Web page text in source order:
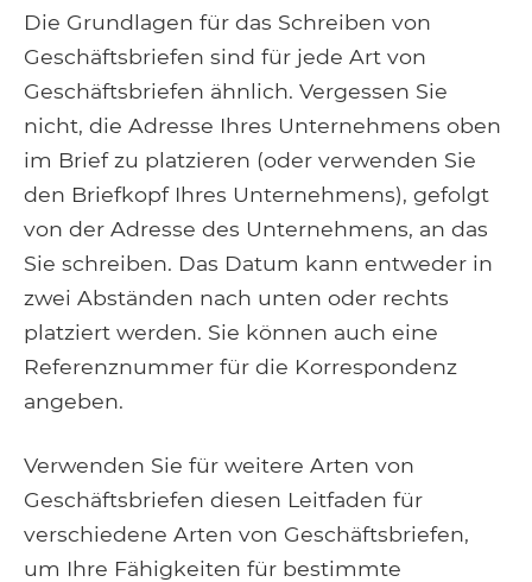
Die Grundlagen für das Schreiben von
Geschäftsbriefen sind für jede Art von
Geschäftsbriefen ähnlich. Vergessen Sie
nicht, die Adresse Ihres Unternehmens oben
im Brief zu platzieren (oder verwenden Sie
den Briefkopf Ihres Unternehmens), gefolgt
von der Adresse des Unternehmens, an das
Sie schreiben. Das Datum kann entweder in
zwei Abständen nach unten oder rechts
platziert werden. Sie können auch eine
Referenznummer für die Korrespondenz
angeben.
Verwenden Sie für weitere Arten von
Geschäftsbriefen diesen Leitfaden für
verschiedene Arten von Geschäftsbriefen,
um Ihre Fähigkeiten für bestimmte